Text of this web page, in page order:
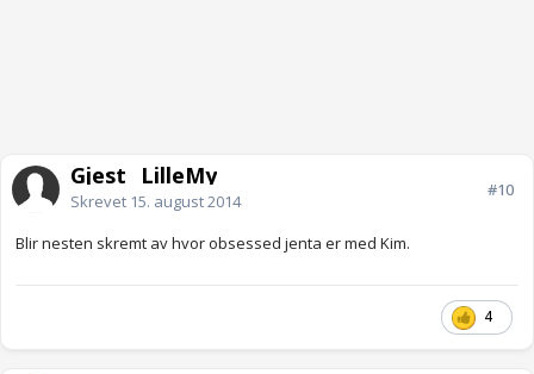
Gjest _LilleMy
Skrevet 15. august 2014
#10
Blir nesten skremt av hvor obsessed jenta er med Kim.
4